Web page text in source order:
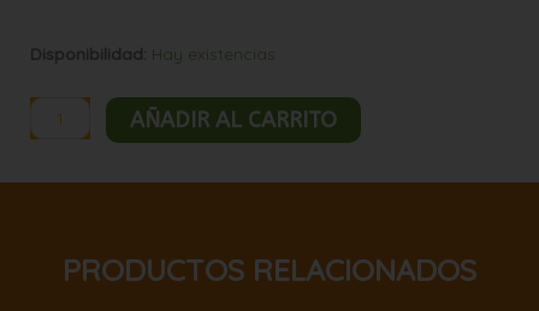
Disponibilidad: Hay existencias
en
cubo
1kg
AÑADIR AL CARRITO
PRODUCTOS RELACIONADOS